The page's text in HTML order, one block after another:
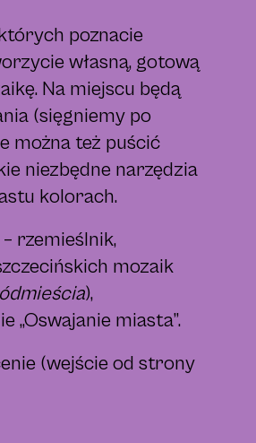
poznacie
własną, gotową
Na miejscu będą
(sięgniemy po
można też puścić
niezbędne narzędzia
kolorach.
rzemieślnik,
mozaik
),
„Oswajanie miasta”.
(wejście od strony